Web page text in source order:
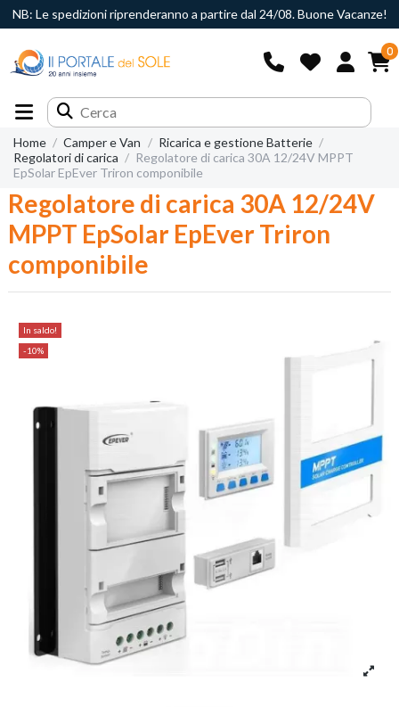
NB: Le spedizioni riprenderanno a partire dal 24/08. Buone Vacanze!
0
Home Camper e Van
Ricarica e gestione Batterie
Regolatori di carica
Regolatore di carica 30A 12/24V MPPT
EpSolar EpEver Triron componibile
Regolatore di carica 30A 12/24V
MPPT EpSolar EpEver Triron
componibile
In saldo!
-10%